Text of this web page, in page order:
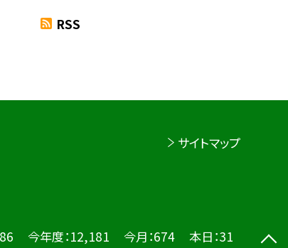
RSS
サイトマップ
今年度：12,181 今月：674 本日：31